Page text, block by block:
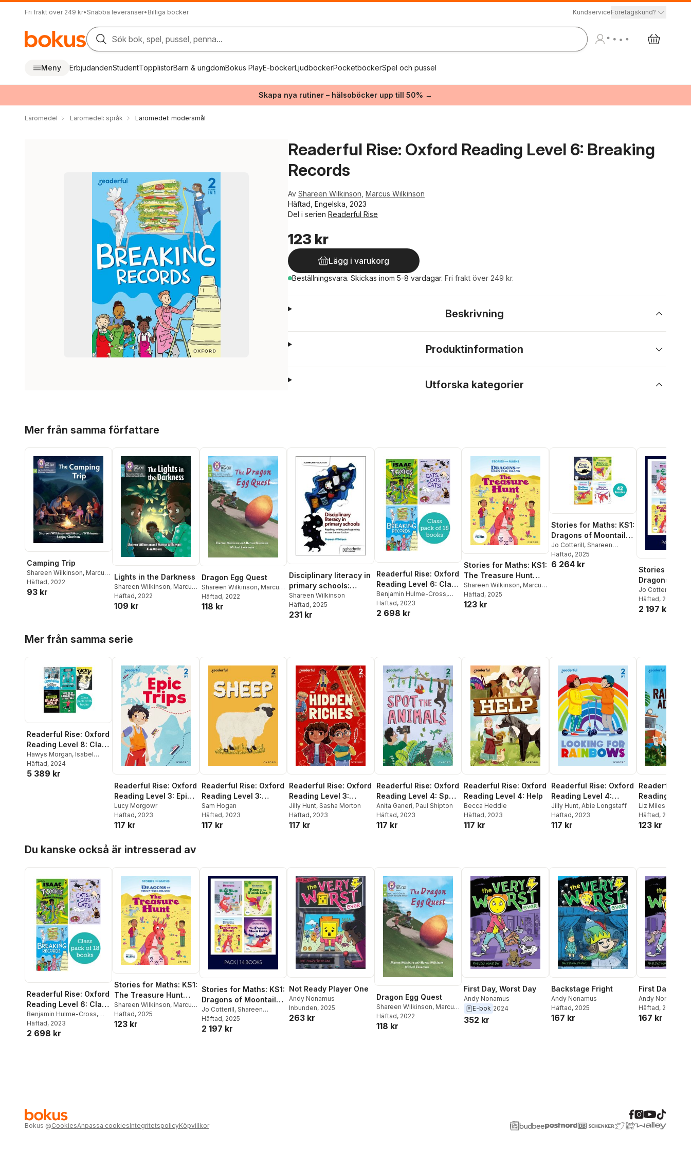
Fri frakt över 249 kr• Snabba leveranser• Billiga böcker KundserviceFöretagskund?
Sök bok, spel, pussel, penna...
Meny ErbjudandenStudentTopplistorBarn & ungdomBokus PlayE-böckerLjudböckerPocketböckerSpel och pussel
Skapa nya rutiner – hälsoböcker upp till 50% →
Läromedel Läromedel: språk Läromedel: modersmål
Readerful Rise: Oxford Reading Level 6: Breaking
Records
Av Shareen Wilkinson Marcus Wilkinson
Häftad, Engelska, 2023
Del i serien Readerful Rise
123 kr
Lägg i varukorg
Beställningsvara. Skickas inom 5-8 vardagar. Fri frakt över 249 kr.
Beskrivning
Produktinformation
Utforska kategorier
Mer från samma författare
Camping Trip
Shareen Wilkinson, Marcus
Wilkinson
Häftad, 2022
93 kr
Lights in the Darkness
Shareen Wilkinson, Marcus
Wilkinson
Häftad, 2022
109 kr
Dragon Egg Quest
Shareen Wilkinson, Marcus
Wilkinson
Häftad, 2022
118 kr
Disciplinary literacy in
primary schools:
Reading, writing and
speaking across the
curriculum
Shareen Wilkinson
Häftad, 2025
231 kr
Readerful Rise: Oxford
Reading Level 6: Class
Pack
Benjamin Hulme-Cross,
Shareen Wilkinson
Debnam ,Marcus Wilkinson
Häftad, 2023
2 698 kr
Stories for Maths: KS1:
The Treasure Hunt
(Fractions)
Shareen Wilkinson, Marcus
Wilkinson
Häftad, 2025
123 kr
Stories for Maths: KS1:
Dragons of Moontail
Island (42 book pack)
Jo Cotterill, Shareen
Wilkinson,Marcus
Wilkinson,Angela
Häftad, 2025
6 264 kr
Stories for
Dragons of
Island (14
Jo Cotterill
Wilkinson
Wilkinson
Greengrass
Häftad, 2025
2 197 kr
Mer från samma serie
Readerful Rise: Oxford
Reading Level 8: Class
Pack A
Hawys Morgan, Isabel
Thomas,Sam Gayton
Lorraine Gregory
Häftad, 2024
5 389 kr
Readerful Rise: Oxford
Reading Level 3: Epic
Trips
Lucy Morgowr
Häftad, 2023
117 kr
Readerful Rise: Oxford
Reading Level 3:
Sheep
Sam Hogan
Häftad, 2023
117 kr
Readerful Rise: Oxford
Reading Level 3:
Hidden Riches
Jilly Hunt, Sasha Morton
Häftad, 2023
117 kr
Readerful Rise: Oxford
Reading Level 4: Spot
the Animals
Anita Ganeri, Paul Shipton
Häftad, 2023
117 kr
Readerful Rise: Oxford
Reading Level 4: Help
Becca Heddle
Häftad, 2023
117 kr
Readerful Rise: Oxford
Reading Level 4:
Looking for Rainbows
Jilly Hunt, Abie Longstaff
Häftad, 2023
117 kr
Readerful
Reading
Shackleton:
Rainforest
Liz Miles
Häftad, 2023
123 kr
Du kanske också är intresserad av
Readerful Rise: Oxford
Reading Level 6: Class
Pack
Benjamin Hulme-Cross,
Shareen Wilkinson
Debnam ,Marcus Wilkinson
Häftad, 2023
2 698 kr
Stories for Maths: KS1:
The Treasure Hunt
(Fractions)
Shareen Wilkinson, Marcus
Wilkinson
Häftad, 2025
123 kr
Stories for Maths: KS1:
Dragons of Moontail
Island (14 book pack)
Jo Cotterill, Shareen
Wilkinson,Marcus
Wilkinson,
Häftad, 2025
2 197 kr
Not Ready Player One
Andy Nonamus
Inbunden, 2025
263 kr
Dragon Egg Quest
Shareen Wilkinson, Marcus
Wilkinson
Häftad, 2022
118 kr
First Day, Worst Day
Andy Nonamus
E-bok 2024
352 kr
Backstage Fright
Andy Nonamus
Häftad, 2025
167 kr
First Day,
Andy Nonamus
Häftad, 2024
167 kr
Bokus @CookiesAnpassa cookiesIntegritetspolicyKöpvillkor